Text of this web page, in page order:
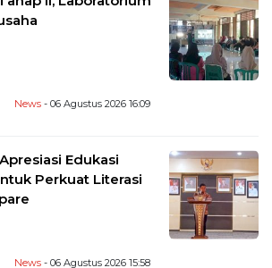
News - 06 Agustus 2026 16:09
Edukasi
Perkuat Literasi
News - 06 Agustus 2026 15:58